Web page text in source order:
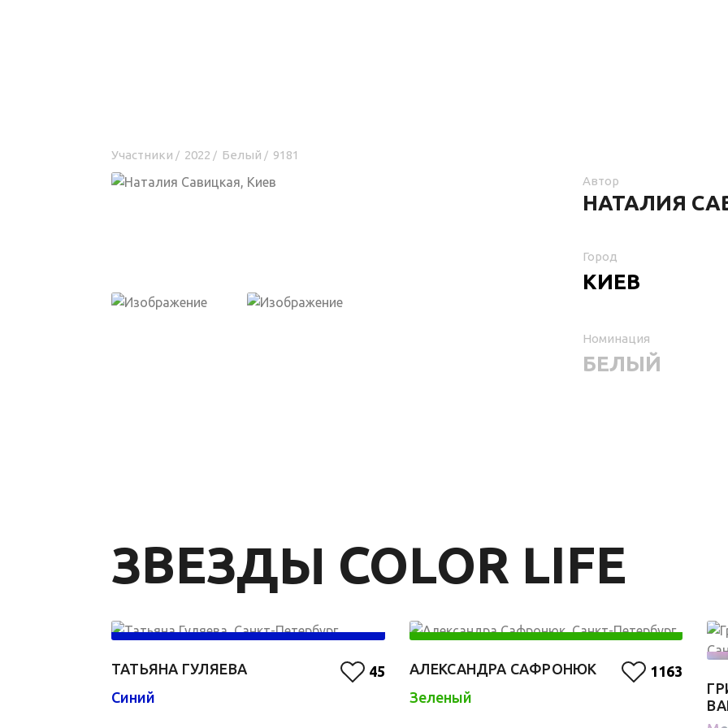
Участники / 2022 / Белый / 9181
Автор
НАТАЛИЯ
Город
КИЕВ
Номинация
БЕЛЫЙ
ЗВЕЗДЫ COLOR LIFE
ТАТЬЯНА ГУЛЯЕВА
45
Синий
АЛЕКСАНДРА САФРОНЮК
1163
Зеленый